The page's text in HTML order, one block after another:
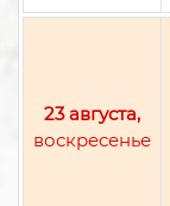
23 августа,
воскресенье